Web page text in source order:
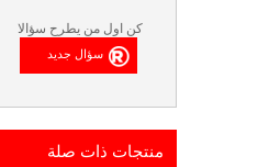
كن اول من يطرح سؤالا
منتجات ذات صلة